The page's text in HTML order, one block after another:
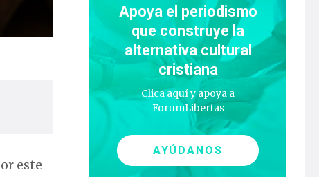
este
Apoya el periodismo
que construye la
alternativa cultural
cristiana
Clica aquí y apoya a
ForumLibertas
AYÚDANOS